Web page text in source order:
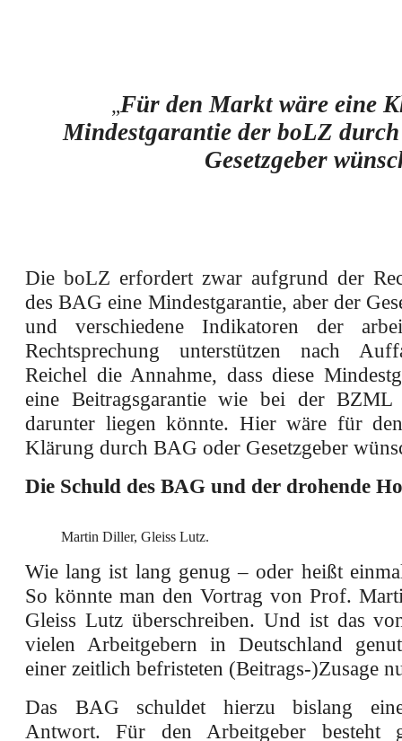
„Für den Markt wäre eine
Mindestgarantie der boLZ
Gesetzgeber
Die boLZ erfordert zwar aufgrund der
des BAG eine Mindestgarantie, aber der
und verschiedene Indikatoren der
Rechtsprechung unterstützen nach
Reichel die Annahme, dass diese
eine Beitragsgarantie wie bei der BZML
darunter liegen könnte. Hier wäre für
Klärung durch BAG oder Gesetzgeber
Die Schuld des BAG und der drohende
Martin Diller, Gleiss Lutz.
Wie lang ist lang genug – oder heißt
So könnte man den Vortrag von Prof.
Gleiss Lutz überschreiben. Und ist das
vielen Arbeitgebern in Deutschland
einer zeitlich befristeten (Beitrags-)Zusage
Das BAG schuldet hierzu bislang
Antwort. Für den Arbeitgeber besteht